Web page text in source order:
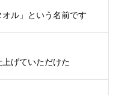
ル」という名前です
げていただけた